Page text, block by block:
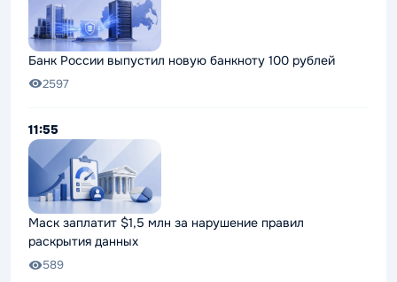
Банк России выпустил новую банкноту 100 рублей
2597
11:55
Маск заплатит $1,5 млн за нарушение правил
раскрытия данных
589